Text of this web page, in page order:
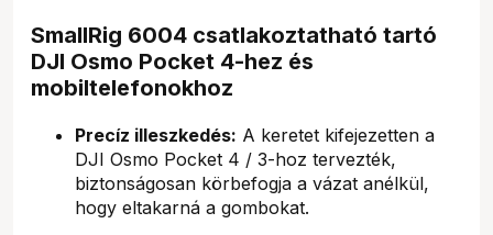
SmallRig 6004 csatlakoztatható tartó
DJI Osmo Pocket 4-hez és
mobiltelefonokhoz
Precíz illeszkedés: A keretet kifejezetten a
DJI Osmo Pocket 4 / 3-hoz tervezték,
biztonságosan körbefogja a vázat anélkül,
hogy eltakarná a gombokat.